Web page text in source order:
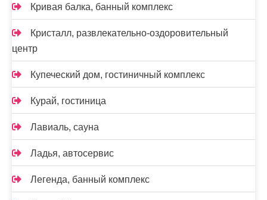
Кривая балка, банный комплекс
Кристалл, развлекательно-оздоровительный
центр
Купеческий дом, гостиничный комплекс
Курай, гостиница
Лавиаль, сауна
Ладья, автосервис
Легенда, банный комплекс